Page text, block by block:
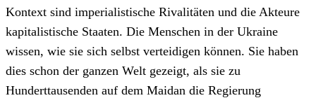
Kontext sind imperialistische Rivalitäten und die Akteure
kapitalistische Staaten. Die Menschen in der Ukraine
wissen, wie sie sich selbst verteidigen können. Sie haben
dies schon der ganzen Welt gezeigt, als sie zu
Hunderttausenden auf dem Maidan die Regierung